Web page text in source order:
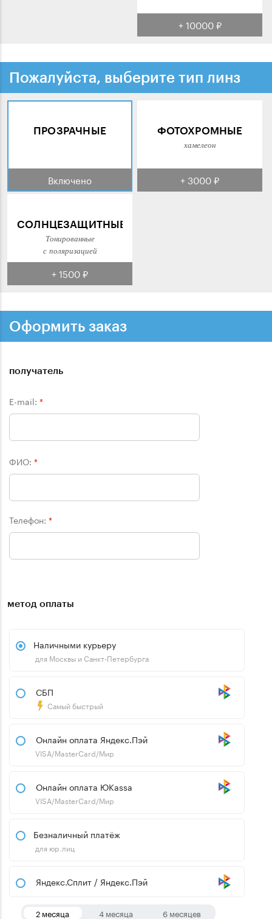
+ 10000 ₽
Пожалуйста, выберите тип линз
ПРОЗРАЧНЫЕ
Включено
ФОТОХРОМНЫЕ
хамелеон
+ 3000 ₽
СОЛНЦЕЗАЩИТНЫЕ
Тонированные
с поляризацией
+ 1500 ₽
Оформить заказ
получатель
E-mail: *
ФИО: *
Телефон: *
метод оплаты
Наличными курьеру
для Москвы и Санкт-Петербурга
СБП
Самый быстрый
Онлайн оплата Яндекс.Пэй
VISA/MasterCard/Мир
Онлайн оплата ЮKassa
VISA/MasterCard/Мир
Безналичный платёж
для юр.лиц
Яндекс.Сплит / Яндекс.Пэй
2 месяца 4 месяца 6 месяцев